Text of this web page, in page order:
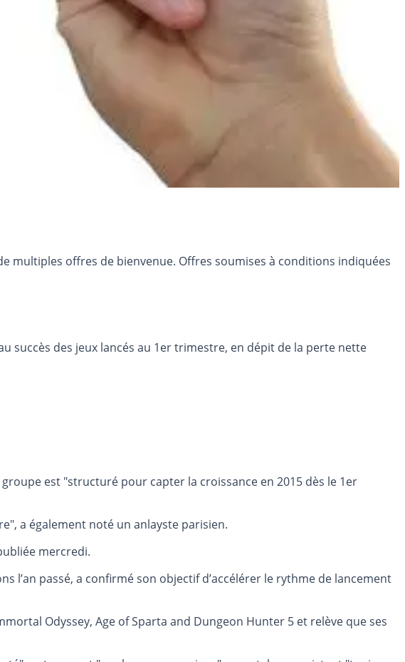
multiples offres de bienvenue. Offres soumises à conditions indiquées
succès des jeux lancés au 1er trimestre, en dépit de la perte nette
est "structuré pour capter la croissance en 2015 dès le 1er
a également noté un anlayste parisien.
mercredi.
l’an passé, a confirmé son objectif d’accélérer le rythme de lancement
Odyssey, Age of Sparta and Dungeon Hunter 5 et relève que ses